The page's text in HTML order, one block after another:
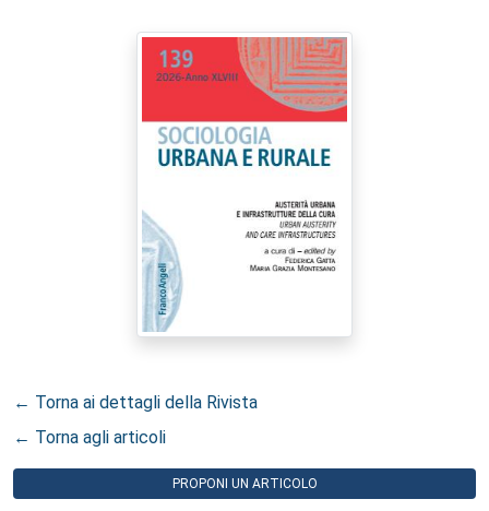
← Torna ai dettagli della Rivista
← Torna agli articoli
PROPONI UN ARTICOLO